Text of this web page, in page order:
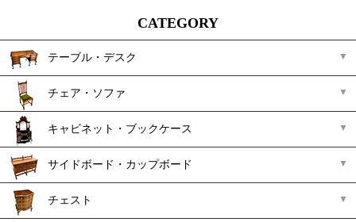
CATEGORY
テーブル・デスク
チェア・ソファ
キャビネット・ブックケース
サイドボード・カップボード
チェスト